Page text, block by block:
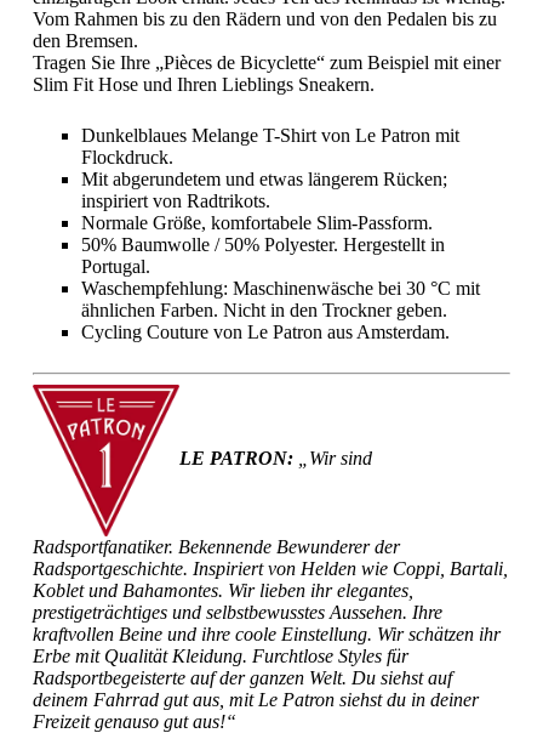
Vom Rahmen bis zu den Rädern und von den Pedalen bis zu
den Bremsen.
Tragen Sie Ihre „Pièces de Bicyclette“ zum Beispiel mit einer
Slim Fit Hose und Ihren Lieblings Sneakern.
Dunkelblaues Melange T-Shirt von Le Patron mit
Flockdruck.
Mit abgerundetem und etwas längerem Rücken;
inspiriert von Radtrikots.
Normale Größe, komfortabele Slim-Passform.
50% Baumwolle / 50% Polyester. Hergestellt in
Portugal.
Waschempfehlung: Maschinenwäsche bei 30 °C mit
ähnlichen Farben. Nicht in den Trockner geben.
Cycling Couture von Le Patron aus Amsterdam.
LE PATRON:„Wir sind
Radsportfanatiker. Bekennende Bewunderer der
Radsportgeschichte. Inspiriert von Helden wie Coppi, Bartali,
Koblet und Bahamontes. Wir lieben ihr elegantes,
prestigeträchtiges und selbstbewusstes Aussehen. Ihre
kraftvollen Beine und ihre coole Einstellung. Wir schätzen ihr
Erbe mit Qualität Kleidung. Furchtlose Styles für
Radsportbegeisterte auf der ganzen Welt. Du siehst auf
deinem Fahrrad gut aus, mit Le Patron siehst du in deiner
Freizeit genauso gut aus!“